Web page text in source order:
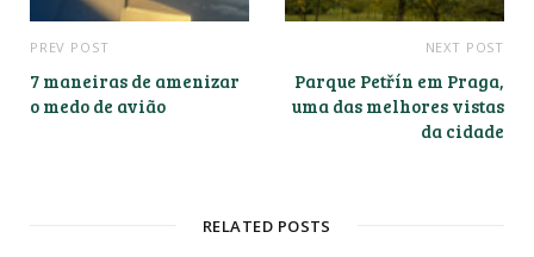
PREV POST
7 maneiras de amenizar
o medo de avião
NEXT POST
Parque Petřín em Praga,
uma das melhores vistas
da cidade
RELATED POSTS